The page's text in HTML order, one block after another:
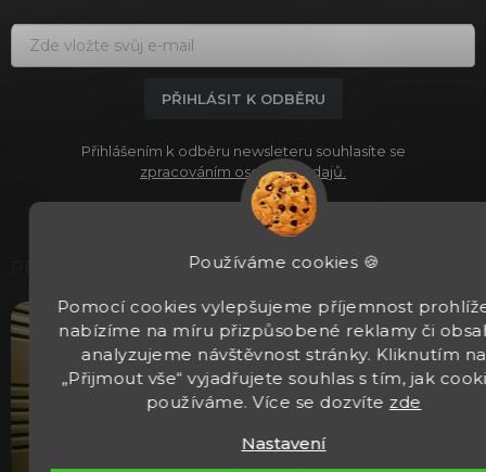
Používáme cookies 🍪
Pomocí cookies vylepšujeme příjemnost
nabízíme na míru přizpůsobené reklamy či
analyzujeme návštěvnost stránky. Kliknutím na
„Přijmout vše“ vyjadřujete souhlas s tím, jak
používáme. Více se dozvíte zde
Nastavení
PŘIHLÁSIT K ODBĚRU
Přihlášením k odběru newsleteru souhlasíte se
zpracováním osobních údajů.